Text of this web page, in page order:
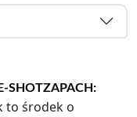
SHOTZAPACH:
to środek o